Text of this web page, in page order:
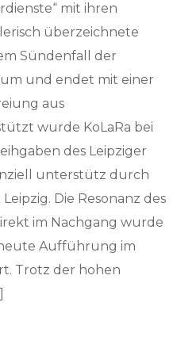
mit ihren
überzeichnete
Sündenfall der
und endet mit einer
aus
wurde KoLaRa bei
des Leipziger
unterstütz durch
Die Resonanz des
im Nachgang wurde
Aufführung im
Trotz der hohen